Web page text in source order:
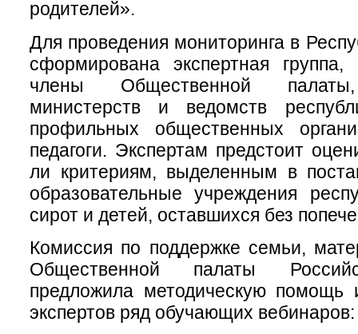
родителей».
Для проведения мониторинга в
сформирована экспертная
члены Общественной палаты,
министерств и ведомств
профильных общественных
педагоги. Экспертам предстоит
ли критериям, выделенным в
образовательные учреждения
сирот и детей, оставшихся без
Комиссия по поддержке семьи,
Общественной палаты
предложила методическую помощь
экспертов ряд обучающих вебинаров: